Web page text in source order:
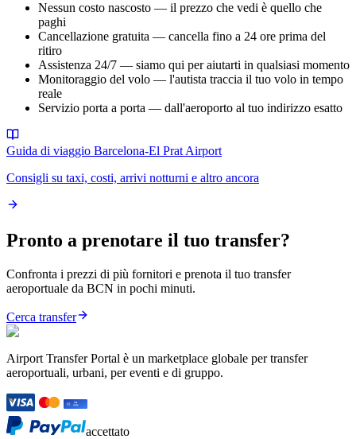
Nessun costo nascosto — il prezzo che vedi è quello che
paghi
Cancellazione gratuita — cancella fino a 24 ore prima del
ritiro
Assistenza 24/7 — siamo qui per aiutarti in qualsiasi momento
Monitoraggio del volo — l'autista traccia il tuo volo in tempo
reale
Servizio porta a porta — dall'aeroporto al tuo indirizzo esatto
Guida di viaggio Barcelona-El Prat Airport
Consigli su taxi, costi, arrivi notturni e altro ancora
Pronto a prenotare il tuo transfer?
Confronta i prezzi di più fornitori e prenota il tuo transfer
aeroportuale da BCN in pochi minuti.
Cerca transfer
Airport Transfer Portal è un marketplace globale per transfer
aeroportuali, urbani, per eventi e di gruppo.
accettato